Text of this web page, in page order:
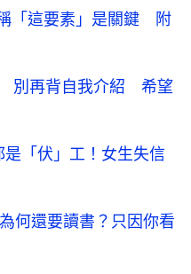
「這要素」是關鍵 附
別再背自我介紹 希望
「伏」工！女生失信
何還要讀書？只因你看